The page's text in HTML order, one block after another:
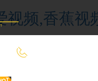
视频,香蕉视